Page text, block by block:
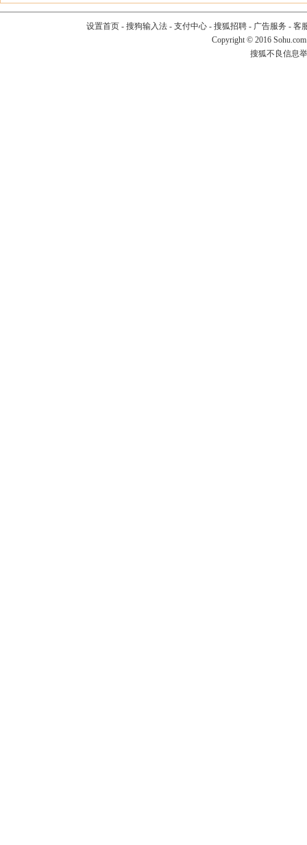
设置首页- 搜狗输入法- 支付中心- 搜狐招聘- 广告服务 - 客
Copyright © 2016
搜狐不良信息